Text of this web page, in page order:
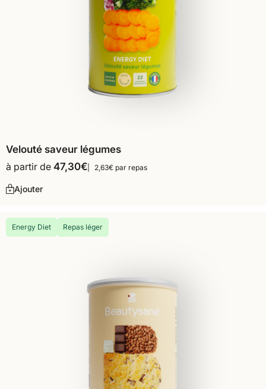
Velouté saveur légumes
à partir de 47,30€ 2,63€ par repas
Ajouter
Energy Diet Repas léger